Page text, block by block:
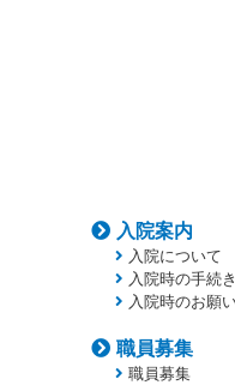
入院案内
入院について
入院時の手続き
入院時のお願
職員募集
職員募集